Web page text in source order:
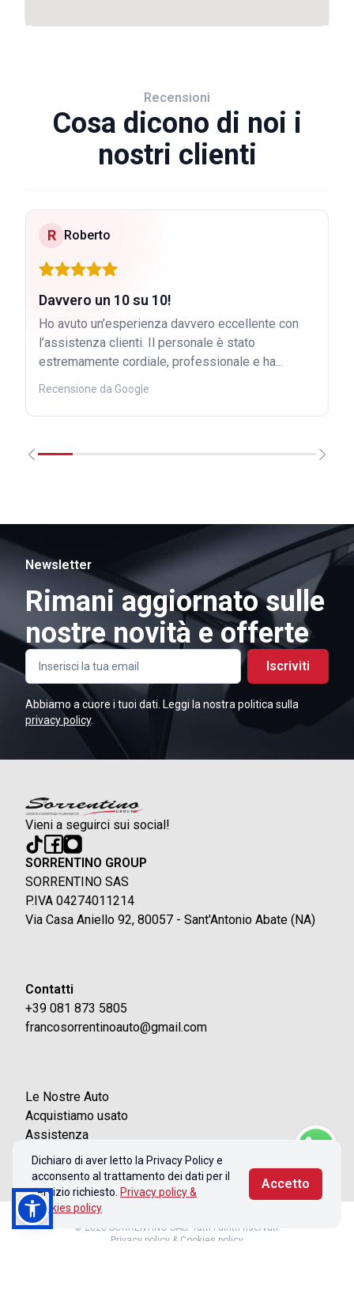
Recensioni
Cosa dicono di noi i
nostri clienti
R Roberto
Davvero un 10 su 10!
Ho avuto un’esperienza davvero eccellente con
l’assistenza clienti. Il personale è stato
estremamente cordiale, professionale e ha...
Recensione da Google
Newsletter
Rimani aggiornato sulle
nostre novità e offerte
Iscriviti
Abbiamo a cuore i tuoi dati. Leggi la nostra politica sulla
privacy policy.
Vieni a seguirci sui social!
SORRENTINO GROUP
SORRENTINO SAS
P.IVA 04274011214
Via Casa Aniello 92, 80057 - Sant'Antonio Abate (NA)
Contatti
+39 081 873 5805
francosorrentinoauto@gmail.com
Le Nostre Auto
Acquistiamo usato
Assistenza
Contatti
Dichiaro di aver letto la Privacy Policy e
acconsento al trattamento dei dati per il
servizio richiesto. Privacy policy &
Cookies policy
Accetto
© 2026 SORRENTINO SAS. Tutti i diritti riservati.
Privacy policy & Cookies policy